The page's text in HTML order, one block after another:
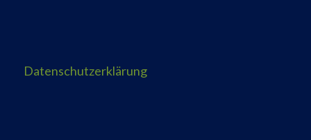
Datenschutzerklärung